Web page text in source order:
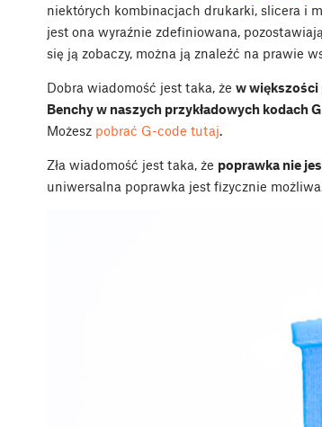
niektórych kombinacjach drukarki, slicera i
jest ona wyraźnie zdefiniowana,
się ją zobaczy, można ją znaleźć na prawie
Dobra wiadomość jest taka, że w większości
Benchy w naszych przykładowych kodach G
Możesz pobrać G-code tutaj.
Zła wiadomość jest taka, że poprawka nie
uniwersalna poprawka jest fizycznie